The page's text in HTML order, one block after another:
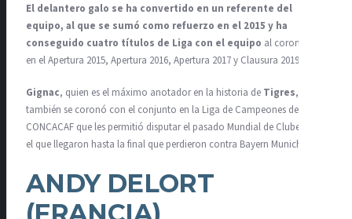
El delantero galo se ha convertido en un referente del
equipo, al que se sumó como refuerzo en el 2015 y ha
conseguido cuatro títulos de Liga con el equipo al coronarse
en el Apertura 2015, Apertura 2016, Apertura 2017 y Clausura 2019.
Gignac, quien es el máximo anotador en la historia de Tigres,
también se coronó con el conjunto en la Liga de Campeones de la
CONCACAF que les permitió disputar el pasado Mundial de Clubes, en
el que llegaron hasta la final que perdieron contra Bayern Munich.
ANDY DELORT